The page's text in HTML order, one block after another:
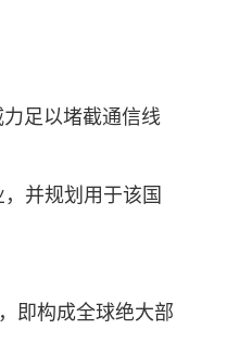
足以堵截通信线
并规划用于该国
即构成全球绝大部